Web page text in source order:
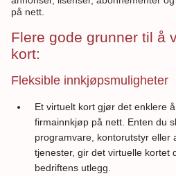
på nett.
Flere gode grunner til å
kort:
Fleksible innkjøpsmuligheter
Et virtuelt kort gjør det enklere
firmainnkjøp på nett. Enten du
programvare, kontorutstyr eller
tjenester, gir det virtuelle kortet
bedriftens utlegg.